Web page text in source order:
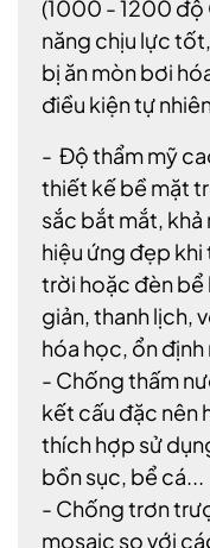
(1000 - 1200 độ
năng chịu lực
bị ăn mòn bơi
điều kiện tự
- Độ thẩm mỹ
thiết kế bề mặt
sắc bắt mắt,
hiệu ứng đẹp khi
trời hoặc đèn bể
giản, thanh lịch,
hóa học, ổn
- Chống thấm
kết cấu đặc nên
thích hợp sử
bồn sục, bể cá...
- Chống trơn
mosaic so với